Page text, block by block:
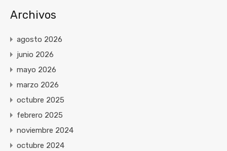
Archivos
agosto 2026
junio 2026
mayo 2026
marzo 2026
octubre 2025
febrero 2025
noviembre 2024
octubre 2024